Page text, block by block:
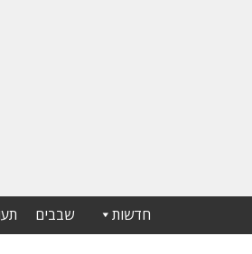
חדשות שבבים